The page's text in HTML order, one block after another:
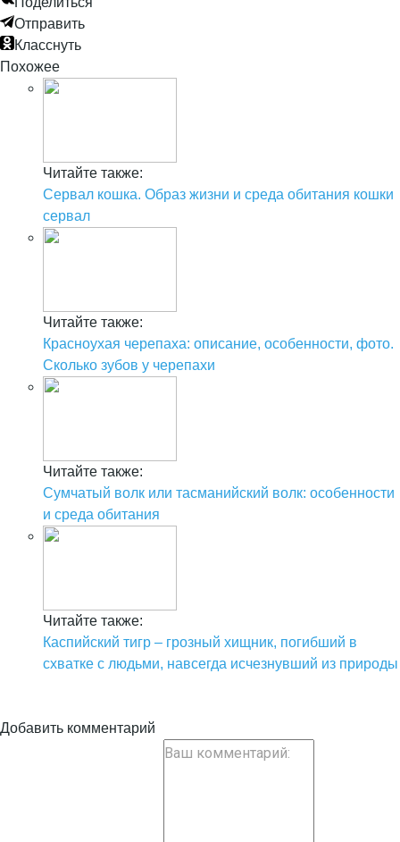
Отправить
Класснуть
Похожее
Читайте также:
Сервал кошка. Образ жизни и среда обитания кошки
сервал
Читайте также:
Красноухая черепаха: описание, особенности, фото.
Сколько зубов у черепахи
Читайте также:
Сумчатый волк или тасманийский волк: особенности
и среда обитания
Читайте также:
Каспийский тигр – грозный хищник, погибший в
схватке с людьми, навсегда исчезнувший из природы
Добавить комментарий